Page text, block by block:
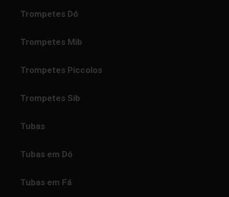
Trompetes Dó
Trompetes Mib
Trompetes Piccolos
Trompetes Sib
Tubas
Tubas em Dó
Tubas em Fá